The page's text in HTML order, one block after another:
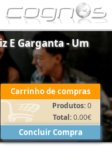
Carrinho de compras
Produtos:0
Total:0.00€
Concluir Compra
E Garganta - Um